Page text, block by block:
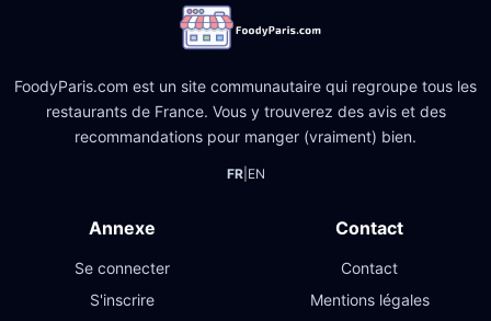
FoodyParis.com est un site communautaire qui regroupe tous les
restaurants de France. Vous y trouverez des avis et des
recommandations pour manger (vraiment) bien.
FR| EN
Annexe
Se connecter
S'inscrire
Contact
Contact
Mentions légales